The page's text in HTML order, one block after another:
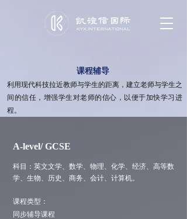
课程辅导
利用现代科技拉近教师与学生的距离，建立老师与学生之
间的信任，增强学生对老师的信心，以便于加快学习进
程。
A-level/ GCSE
科目：英文文学、数学、物理、化学、经济、高等数
学、生物、历史、商务、会计、计算机。
课程类型：
同步辅导课程